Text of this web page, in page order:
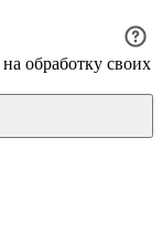
на обработку своих